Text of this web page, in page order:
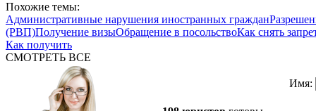
Похожие темы:
Административные нарушения иностранных граждан
(РВП)Получение визыОбращение в посольствоКак снять
Как получить
СМОТРЕТЬ ВСЕ
Имя: